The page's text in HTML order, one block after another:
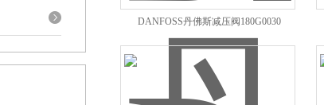
DANFOSS丹佛斯减压阀180G0030